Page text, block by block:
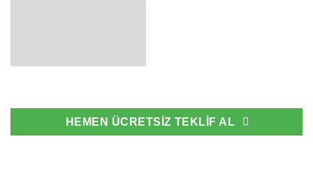
HEMEN ÜCRETSİZ TEKLİF AL